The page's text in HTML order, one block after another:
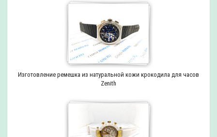
Изготовление ремешка из натуральной кожи крокодила для часов
Zenith